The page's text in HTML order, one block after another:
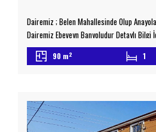
Dairemiz ; Belen Mahallesinde Olup
Dairemiz Ebeveyn Banyoludur Detaylı
Geçiniz emniyetemlak.com.tr Taşınmaz
670007890 m2 1